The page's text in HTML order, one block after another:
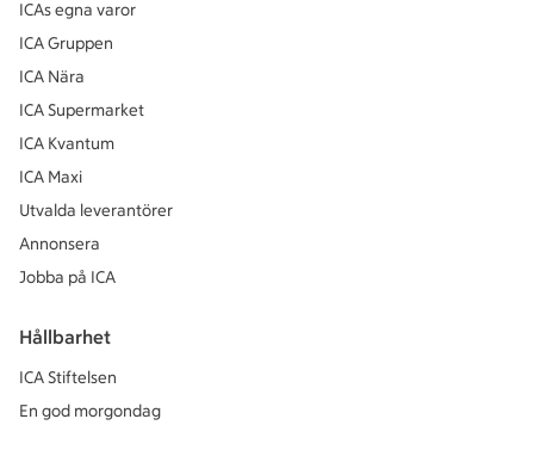
ICAs egna varor
ICA Gruppen
ICA Nära
ICA Supermarket
ICA Kvantum
ICA Maxi
Utvalda leverantörer
Annonsera
Jobba på ICA
Hållbarhet
ICA Stiftelsen
En god morgondag